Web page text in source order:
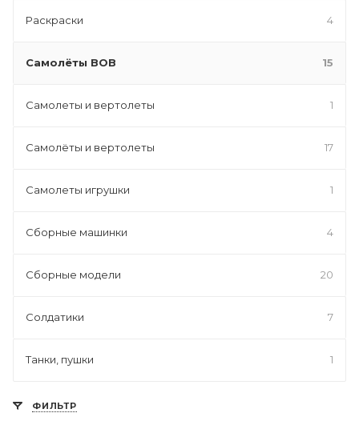
Раскраски 4
Самолёты ВОВ 15
Самолеты и вертолеты 1
Самолёты и вертолеты 17
Самолеты игрушки 1
Сборные машинки 4
Сборные модели 20
Солдатики 7
Танки, пушки 1
ФИЛЬТР